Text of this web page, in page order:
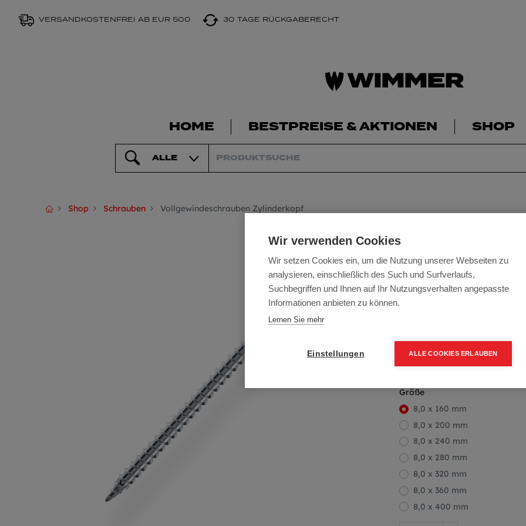
VERSANDKOSTENFREI AB EUR 500 30 TAGE RÜCKGABERECHT
HOME BESTPREISE & AKTIONEN SHOP
ALLE
Shop Schrauben Vollgewindeschrauben Zylinderkopf
Artikelnummer:72000-80160
SCHABENUT, FRÄS- UND
51,20 € inkl. Mwst
Größe
8,0 x 160 mm
8,0 x 200 mm
8,0 x 240 mm
8,0 x 280 mm
8,0 x 320 mm
8,0 x 360 mm
8,0 x 400 mm
Wir verwenden Cookies
Wir setzen Cookies ein, um die Nutzung unserer Webseiten zu
analysieren, einschließlich des Such und Surfverlaufs,
Suchbegriffen und Ihnen auf Ihr Nutzungsverhalten angepasste
Informationen anbieten zu können.
Lernen Sie mehr
Einstellungen ALLE COOKIES ERLAUBEN